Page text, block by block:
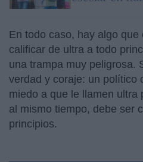
En todo caso, hay algo
calificar de ultra a todo
una trampa muy peligrosa.
verdad y coraje: un político
miedo a que le llamen ultra
al mismo tiempo, debe ser
principios.